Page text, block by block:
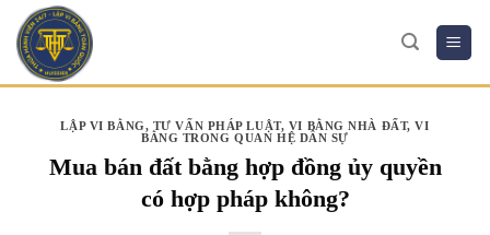
Skip
content
LẬP VI BẰNG, TƯ VẤN PHÁP LUẬT, VI BẰNG NHÀ ĐẤT,VI
BẰNG TRONG QUAN HỆ DÂN SỰ
Mua bán đất bằng hợp đồng ủy quyền
có hợp pháp không?